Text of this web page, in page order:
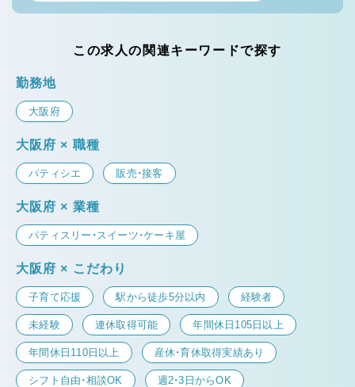
この求人の関連キーワードで探す
勤務地
大阪府
大阪府 × 職種
パティシエ 販売・接客
大阪府 × 業種
パティスリー・スイーツ・ケーキ屋
大阪府 × こだわり
子育て応援 駅から徒歩5分以内 経験者
未経験 連休取得可能 年間休日105日以上
年間休日110日以上 産休・育休取得実績あり
シフト自由・相談OK 週2・3日からOK